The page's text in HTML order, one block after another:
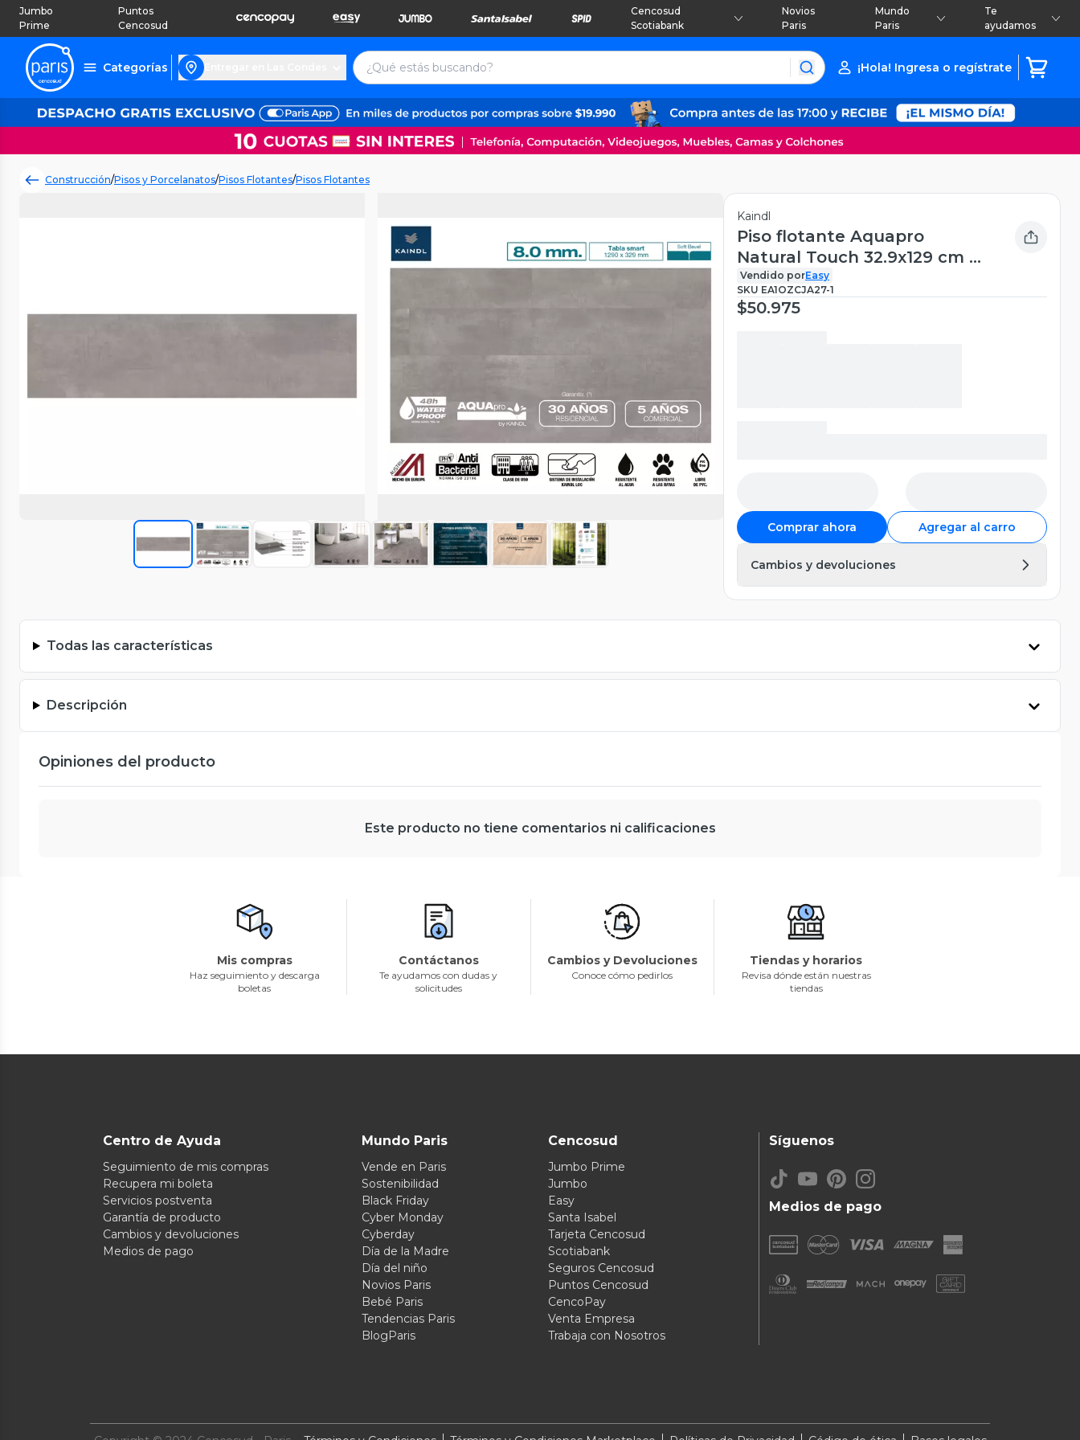
Jumbo
Prime
Puntos
Cencosud
Cencosud
Scotiabank
Novios
Paris
Mundo
Paris
Te
ayudamos
Categorías ¡Hola! Ingresa o regístrate
Construcción/Pisos y Porcelanatos/Pisos Flotantes/Pisos Flotantes
Kaindl
Piso flotante Aquapro
Natural Touch 32.9x129 cm 8
mm 2.55 m2
Vendido porEasy
SKU EA1OZCJA27-1
$50.975
Comprar ahora Agregar al carro
Cambios y devoluciones
Todas las características
Descripción
Opiniones del producto
Este producto no tiene comentarios ni calificaciones
Mis compras
Haz seguimiento y descarga
boletas
Contáctanos
Te ayudamos con dudas y
solicitudes
Cambios y Devoluciones
Conoce cómo pedirlos
Tiendas y horarios
Revisa dónde están nuestras
tiendas
Centro de Ayuda
Seguimiento de mis compras
Recupera mi boleta
Servicios postventa
Garantía de producto
Cambios y devoluciones
Medios de pago
Mundo Paris
Vende en Paris
Sostenibilidad
Black Friday
Cyber Monday
Cyberday
Día de la Madre
Día del niño
Novios Paris
Bebé Paris
Tendencias Paris
BlogParis
Cencosud
Jumbo Prime
Jumbo
Easy
Santa Isabel
Tarjeta Cencosud
Scotiabank
Seguros Cencosud
Puntos Cencosud
CencoPay
Venta Empresa
Trabaja con Nosotros
Medios de pago
Síguenos